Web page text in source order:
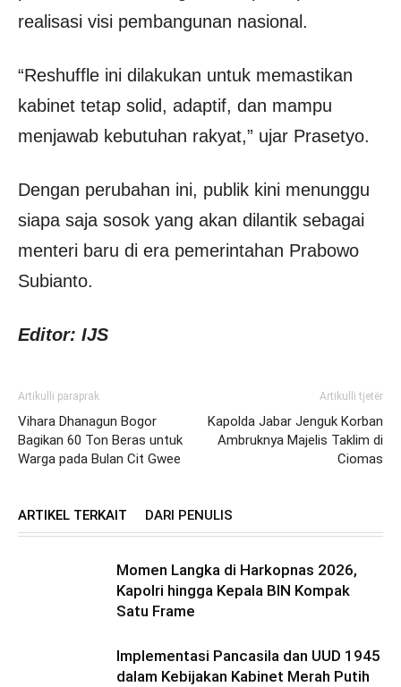
realisasi visi pembangunan nasional.
“Reshuffle ini dilakukan untuk memastikan
kabinet tetap solid, adaptif, dan mampu
menjawab kebutuhan rakyat,” ujar Prasetyo.
Dengan perubahan ini, publik kini menunggu
siapa saja sosok yang akan dilantik sebagai
menteri baru di era pemerintahan Prabowo
Subianto.
Editor: IJS
Artikulli paraprak
Vihara Dhanagun Bogor
Bagikan 60 Ton Beras untuk
Warga pada Bulan Cit Gwee
Artikulli tjetër
Kapolda Jabar Jenguk Korban
Ambruknya Majelis Taklim di
Ciomas
ARTIKEL TERKAIT DARI PENULIS
Momen Langka di Harkopnas 2026,
Kapolri hingga Kepala BIN Kompak
Satu Frame
Implementasi Pancasila dan UUD 1945
dalam Kebijakan Kabinet Merah Putih